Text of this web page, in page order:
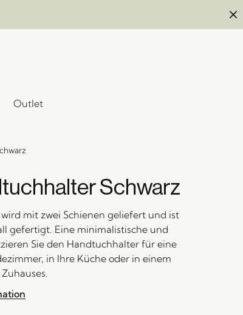
Outlet
Schwarz
mit zwei Schienen geliefert und ist
gefertigt. Eine minimalistische und
Sie den Handtuchhalter für eine
in Ihre Küche oder in einem